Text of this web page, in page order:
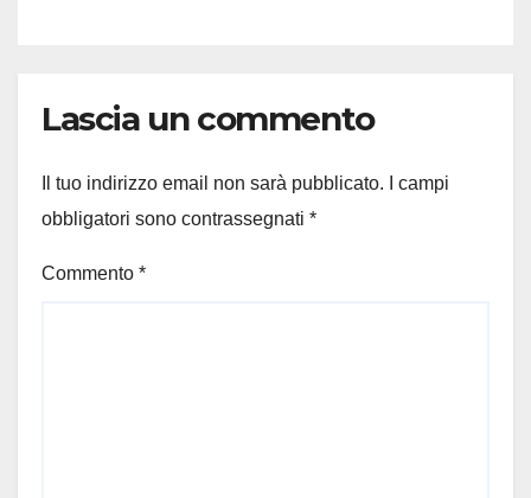
Lascia un commento
Il tuo indirizzo email non sarà pubblicato.
I campi
obbligatori sono contrassegnati *
Commento *